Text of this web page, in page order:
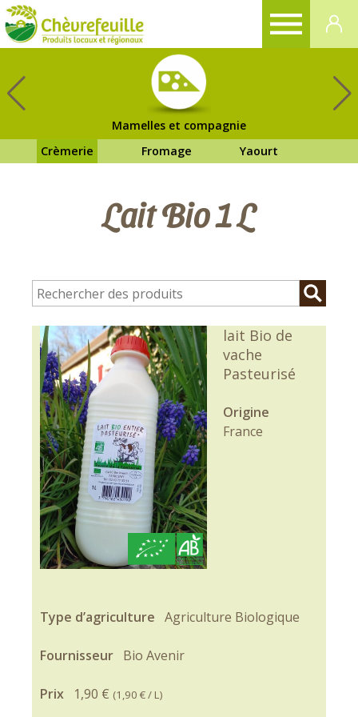
Mamelles et compagnie
Crèmerie
Fromage Yaourt
Lait Bio 1 L
lait Bio de
vache
Pasteurisé
Origine
France
Type d’agriculture Agriculture Biologique
Fournisseur Bio Avenir
Prix 1,90 € (1,90 €/ L)